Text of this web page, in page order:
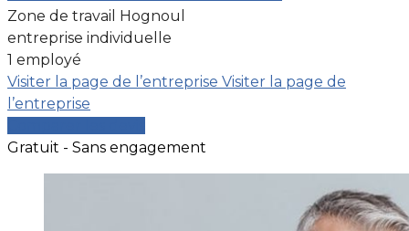
Zone de travail Hognoul
entreprise individuelle
1 employé
Visiter la page de l’entreprise Visiter la page de
l’entreprise
Gratuit - Sans engagement